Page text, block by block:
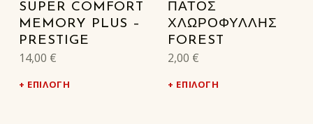
SUPER COMFORT
MEMORY PLUS –
PRESTIGE
14,00 €
ΕΠΙΛΟΓΉ
ΠΑΤΟΣ
ΧΛΩΡΟΦΥΛΛΗΣ
FOREST
2,00 €
ΕΠΙΛΟΓΉ